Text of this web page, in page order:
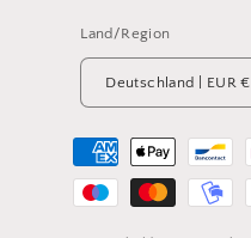
Land/Region
Deutschland | EUR €
Zahlungsmethoden